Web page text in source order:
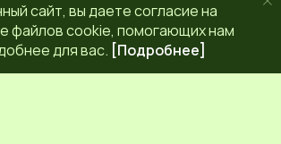
сайт, вы даете согласие на
файлов cookie, помогающих нам
для вас. [Подробнее]